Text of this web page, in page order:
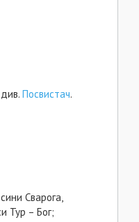
Посвистач.
сини Сварога,
Тур – Бог;